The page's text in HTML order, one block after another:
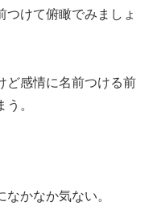
つけて俯瞰でみましょ
ど感情に名前つける前
。
かなか気ない。